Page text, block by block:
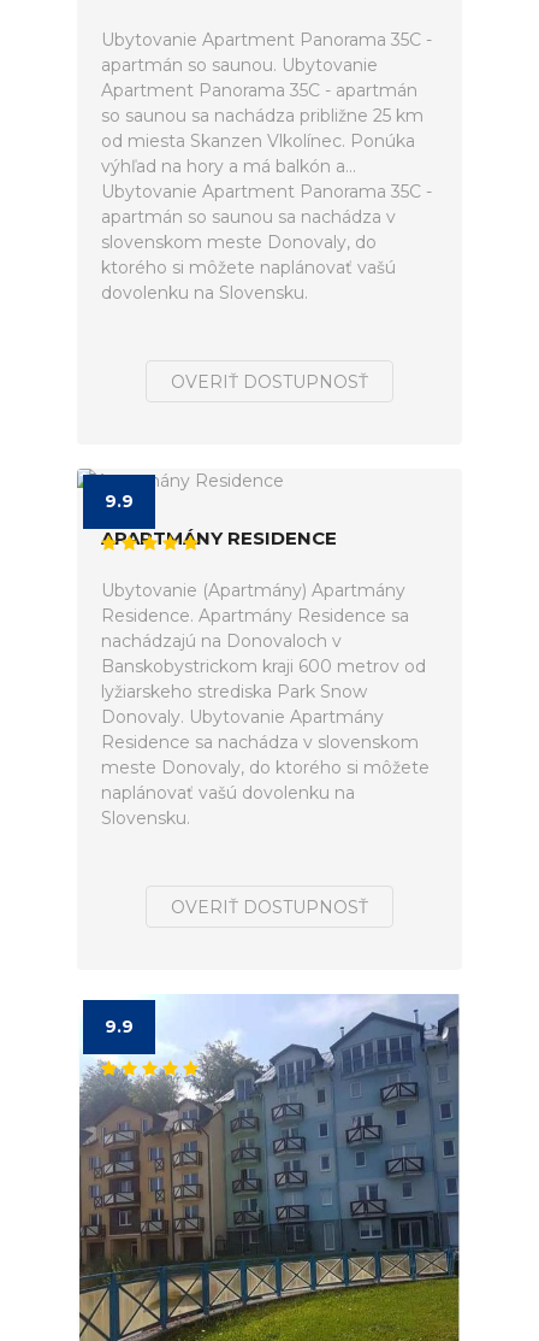
Ubytovanie Apartment Panorama 35C -
apartmán so saunou. Ubytovanie
Apartment Panorama 35C - apartmán
so saunou sa nachádza približne 25 km
od miesta Skanzen Vlkolínec. Ponúka
výhľad na hory a má balkón a...
Ubytovanie Apartment Panorama 35C -
apartmán so saunou sa nachádza v
slovenskom meste Donovaly, do
ktorého si môžete naplánovať vašú
dovolenku na Slovensku.
OVERIŤ DOSTUPNOSŤ
9.9
APARTMÁNY RESIDENCE
Ubytovanie (Apartmány) Apartmány
Residence. Apartmány Residence sa
nachádzajú na Donovaloch v
Banskobystrickom kraji 600 metrov od
lyžiarskeho strediska Park Snow
Donovaly. Ubytovanie Apartmány
Residence sa nachádza v slovenskom
meste Donovaly, do ktorého si môžete
naplánovať vašú dovolenku na
Slovensku.
OVERIŤ DOSTUPNOSŤ
9.9